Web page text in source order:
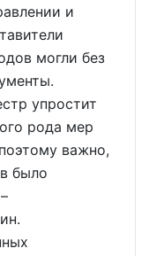
и
могли без
упростит
рода мер
важно,
было